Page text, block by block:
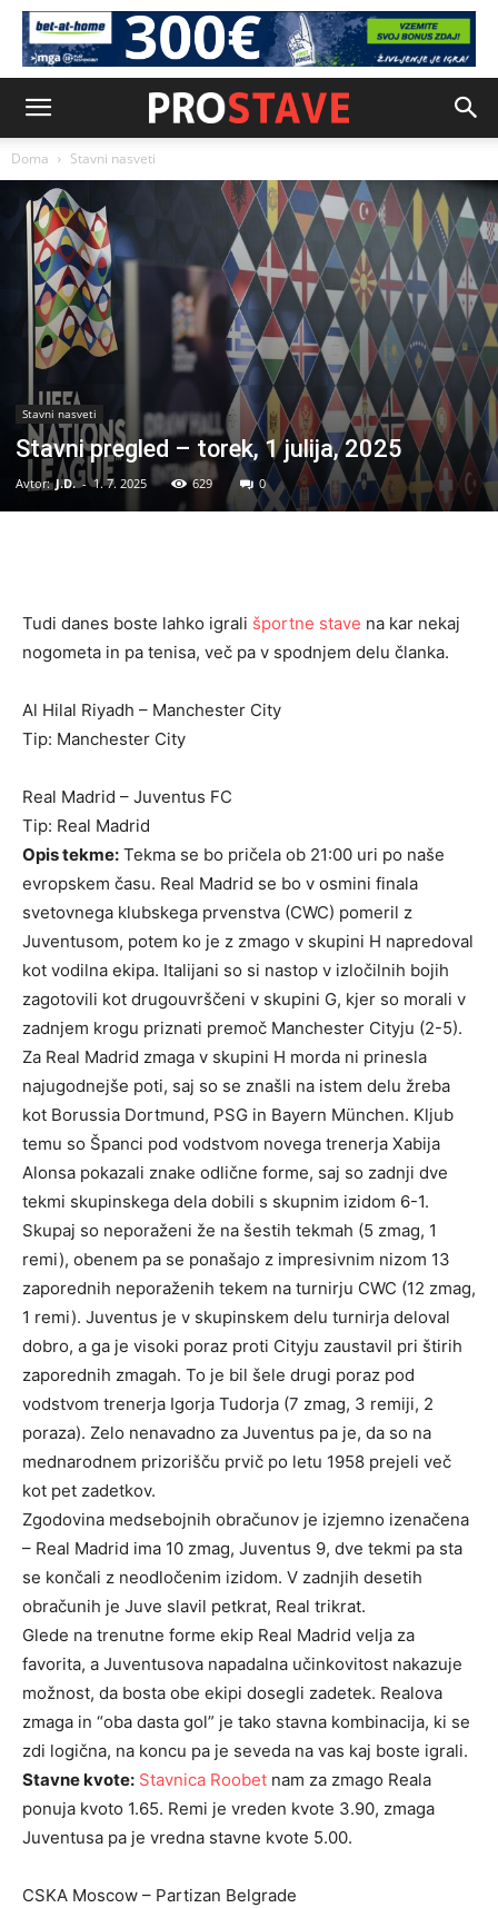
Doma Stavni nasveti
Stavni nasveti
Stavni pregled – torek, 1 julija, 2025
Avtor: J.D. - 1. 7. 2025 629 0
Tudi danes boste lahko igrali športne stave na kar nekaj
nogometa in pa tenisa, več pa v spodnjem delu članka.
Al Hilal Riyadh – Manchester City
Tip: Manchester City
Real Madrid – Juventus FC
Tip: Real Madrid
Opis tekme: Tekma se bo pričela ob 21:00 uri po naše
evropskem času. Real Madrid se bo v osmini finala
svetovnega klubskega prvenstva (CWC) pomeril z
Juventusom, potem ko je z zmago v skupini H napredoval
kot vodilna ekipa. Italijani so si nastop v izločilnih bojih
zagotovili kot drugouvrščeni v skupini G, kjer so morali v
zadnjem krogu priznati premoč Manchester Cityju (2-5).
Za Real Madrid zmaga v skupini H morda ni prinesla
najugodnejše poti, saj so se znašli na istem delu žreba
kot Borussia Dortmund, PSG in Bayern München. Kljub
temu so Španci pod vodstvom novega trenerja Xabija
Alonsa pokazali znake odlične forme, saj so zadnji dve
tekmi skupinskega dela dobili s skupnim izidom 6-1.
Skupaj so neporaženi že na šestih tekmah (5 zmag, 1
remi), obenem pa se ponašajo z impresivnim nizom 13
zaporednih neporaženih tekem na turnirju CWC (12 zmag,
1 remi). Juventus je v skupinskem delu turnirja deloval
dobro, a ga je visoki poraz proti Cityju zaustavil pri štirih
zaporednih zmagah. To je bil šele drugi poraz pod
vodstvom trenerja Igorja Tudorja (7 zmag, 3 remiji, 2
poraza). Zelo nenavadno za Juventus pa je, da so na
mednarodnem prizorišču prvič po letu 1958 prejeli več
kot pet zadetkov.
Zgodovina medsebojnih obračunov je izjemno izenačena
– Real Madrid ima 10 zmag, Juventus 9, dve tekmi pa sta
se končali z neodločenim izidom. V zadnjih desetih
obračunih je Juve slavil petkrat, Real trikrat.
Glede na trenutne forme ekip Real Madrid velja za
favorita, a Juventusova napadalna učinkovitost nakazuje
možnost, da bosta obe ekipi dosegli zadetek. Realova
zmaga in “oba dasta gol” je tako stavna kombinacija, ki se
zdi logična, na koncu pa je seveda na vas kaj boste igrali.
Stavne kvote: Stavnica Roobet nam za zmago Reala
ponuja kvoto 1.65. Remi je vreden kvote 3.90, zmaga
Juventusa pa je vredna stavne kvote 5.00.
CSKA Moscow – Partizan Belgrade